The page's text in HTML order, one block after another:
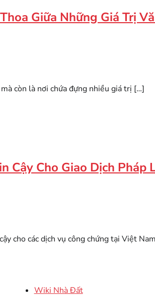
Giữa Những Giá Trị
còn là nơi chứa đựng nhiều giá trị […]
Cậy Cho Giao Dịch Pháp
cho các dịch vụ công chứng tại Việt
Wiki Nhà Đất